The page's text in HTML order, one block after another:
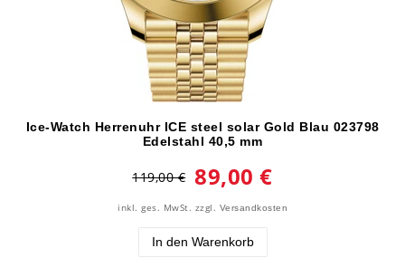
Ice‑Watch Herrenuhr ICE steel solar Gold Blau 023798
Edelstahl 40,5 mm
119,00 € 89,00 €
inkl. ges. MwSt. zzgl. Versandkosten
In den Warenkorb